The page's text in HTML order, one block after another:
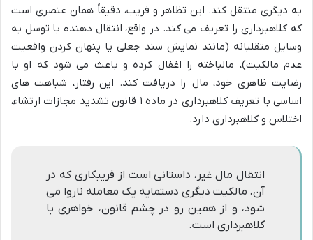
به دیگری منتقل کند. این تظاهر و فریب، دقیقاً همان عنصری است
که کلاهبرداری را تعریف می کند. در واقع، انتقال دهنده با توسل به
وسایل متقلبانه (مانند نمایش سند جعلی یا پنهان کردن واقعیت
عدم مالکیت)، مالباخته را اغفال کرده و باعث می شود که او با
رضایت ظاهری خود، مال را دریافت کند. این رفتار، شباهت های
اساسی با تعریف کلاهبرداری در ماده ۱ قانون تشدید مجازات ارتشاء،
اختلاس و کلاهبرداری دارد.
انتقال مال غیر، داستانی است از فریبکاری که در
آن، مالکیت دیگری دستمایه یک معامله ناروا می
شود، و از همین رو در چشم قانون، خواهری با
کلاهبرداری است.